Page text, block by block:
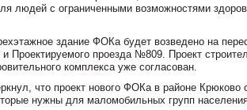
людей с ограниченными возможностями
здание ФОКа будет возведено на
и Проектируемого проезда №809. Проект
комплекса уже согласован.
что проект нового ФОКа в районе Крюково
нужны для маломобильных групп